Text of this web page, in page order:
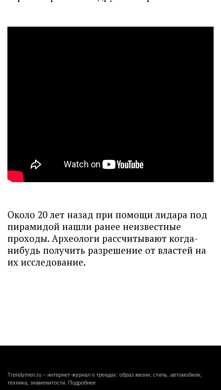
Около 20 лет назад при помощи лидара под
пирамидой нашли ранее неизвестные
проходы. Археологи рассчитывают когда-
нибудь получить разрешение от властей на
их исследование.
Trendymen.ru – интернет-журнал о трендах: образ жизни, стиль, автомобили,
техника, знаменитости. Подробнее